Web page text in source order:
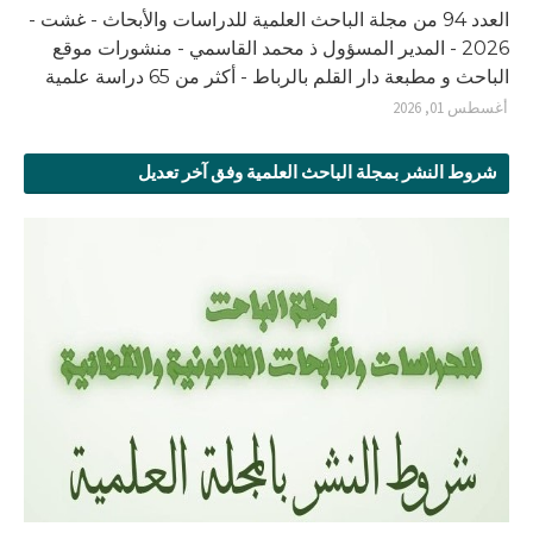
العدد 94 من مجلة الباحث العلمية للدراسات والأبحاث - غشت -
2026 - المدير المسؤول ذ محمد القاسمي - منشورات موقع
الباحث و مطبعة دار القلم بالرباط - أكثر من 65 دراسة علمية
أغسطس 01, 2026
شروط النشر بمجلة الباحث العلمية وفق آخر تعديل